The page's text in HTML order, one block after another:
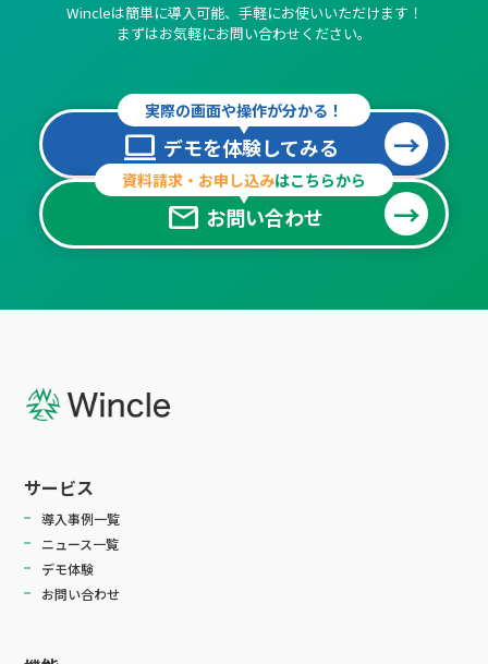
Wincleは簡単に導入可能、手軽にお使いいただけます！
まずはお気軽にお問い合わせください。
実際の画面や操作が分かる！
computer デモを体験してみる
資料請求・お申し込みはこちらから
mail お問い合わせ
サービス
導入事例一覧
ニュース一覧
デモ体験
お問い合わせ